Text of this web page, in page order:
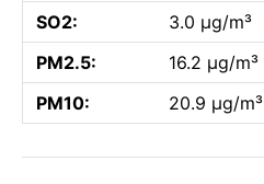
SO2:
3.0 µg/m³
PM2.5:
16.2 µg/m³
PM10:
20.9 µg/m³